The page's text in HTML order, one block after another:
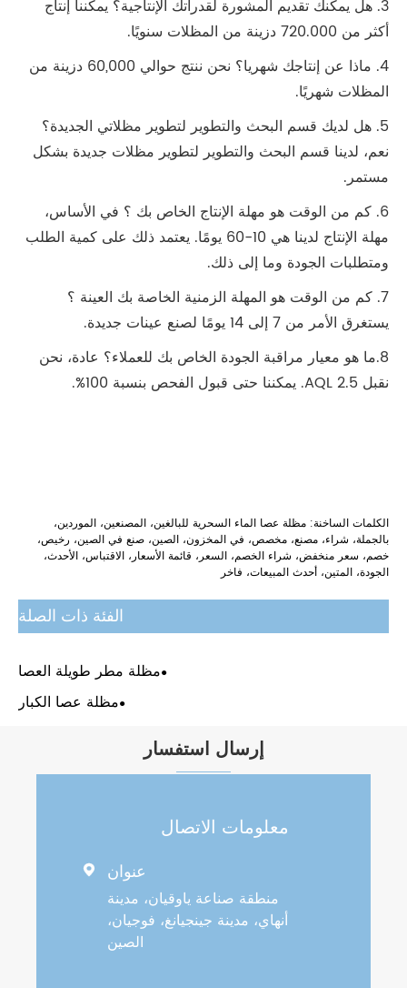
3. هل يمكنك تقديم المشورة لقدراتك الإنتاجية؟ يمكننا إنتاج
أكثر من 720.000 دزينة من المظلات سنويًا.
4. ماذا عن إنتاجك شهريا؟ نحن ننتج حوالي 60,000 دزينة من
المظلات شهريًا.
5. هل لديك قسم البحث والتطوير لتطوير مظلاتي الجديدة؟
نعم، لدينا قسم البحث والتطوير لتطوير مظلات جديدة بشكل
مستمر.
6. كم من الوقت هو مهلة الإنتاج الخاص بك ؟ في الأساس،
مهلة الإنتاج لدينا هي 10-60 يومًا. يعتمد ذلك على كمية الطلب
ومتطلبات الجودة وما إلى ذلك.
7. كم من الوقت هو المهلة الزمنية الخاصة بك العينة ؟
يستغرق الأمر من 7 إلى 14 يومًا لصنع عينات جديدة.
8.ما هو معيار مراقبة الجودة الخاص بك للعملاء؟ عادة، نحن
نقبل AQL 2.5. يمكننا حتى قبول الفحص بنسبة 100%.
الكلمات الساخنة: مظلة عصا الماء السحرية للبالغين، المصنعين، الموردين،
بالجملة، شراء، مصنع، مخصص، في المخزون، الصين، صنع في الصين، رخيص،
خصم، سعر منخفض، شراء الخصم، السعر، قائمة الأسعار، الاقتباس، الأحدث،
الجودة، المتين، أحدث المبيعات، فاخر
الفئة ذات الصلة
مظلة مطر طويلة العصا
مظلة عصا الكبار
إرسال استفسار
معلومات الاتصال
 عنوان
منطقة صناعة ياوقيان، مدينة
أنهاي، مدينة جينجيانغ، فوجيان،
الصين